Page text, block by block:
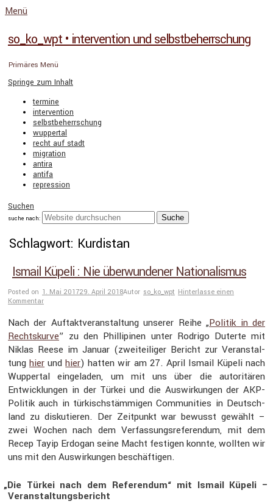
Menü
so_ko_wpt • intervention und selbstbeherrschung
Primäres Menü
Springe zum Inhalt
termine
intervention
selbstbeherrschung
wuppertal
recht auf stadt
migration
antira
antifa
repression
Suchen
suche nach:
Schlagwort: Kurdistan
Ismail Küpeli : Nie überwundener Nationalismus
Posted on 1. Mai 201729. April 2018Autor so_ko_wpt Hinterlasse einen
Kommentar
Nach der Auftakt­ver­an­stal­tung unserer Reihe „Politik in der
Rechts­kurve” zu den Philli­pinen unter Rodrigo Duterte mit
Niklas Reese im Januar (zweitei­liger Bericht zur Veran­stal­
tunghier undhier) hatten wir am 27. April Ismail Küpeli nach
Wuppertal einge­laden, um mit uns über die autori­tären
Entwick­lungen in der Türkei und die Auswir­kungen der AKP-
Politik auch in türkisch­stäm­migen Commu­nities in Deutsch­
land zu disku­tieren. Der Zeitpunkt war bewusst gewählt –
zwei Wochen nach dem Verfas­sungs­re­fe­rendum, mit dem
Recep Tayip Erdogan seine Macht festigen konnte, wollten wir
uns mit den Auswir­kungen beschäf­tigen.
„Die Türkei nach dem Referendum“ mit Ismail Küpeli –
Veranstaltungsbericht